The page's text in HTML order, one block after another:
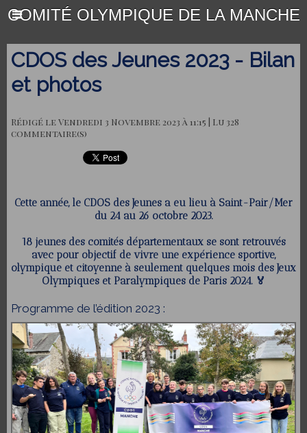
COMITÉ OLYMPIQUE DE LA MANCHE
CDOS des Jeunes 2023 - Bilan
et photos
Rédigé le Vendredi 3 Novembre 2023 à 11:15 | Lu 328
commentaire(s)
Cette année, le CDOS des Jeunes a eu lieu à Saint-Pair/Mer
du 24 au 26 octobre 2023.
18 jeunes des comités départementaux se sont retrouvés
avec pour objectif de vivre une expérience sportive,
olympique et citoyenne à seulement quelques mois des Jeux
Olympiques et Paralympiques de Paris 2024. 🏅
Programme de l’édition 2023 :